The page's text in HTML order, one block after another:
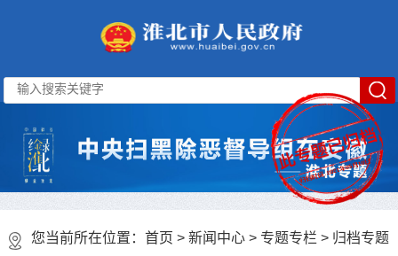
您当前所在位置： 首页 > 新闻中心 > 专题专栏 > 归档专题